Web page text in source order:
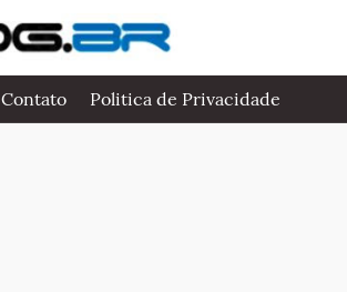
Contato Politica de Privacidade